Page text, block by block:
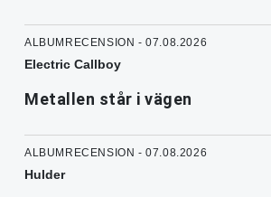
ALBUMRECENSION - 07.08.2026
Electric Callboy
Metallen står i vägen
ALBUMRECENSION - 07.08.2026
Hulder